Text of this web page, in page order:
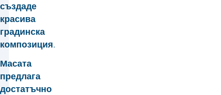
създаде
красива
градинска
композиция.
Масата
предлага
достатъчно